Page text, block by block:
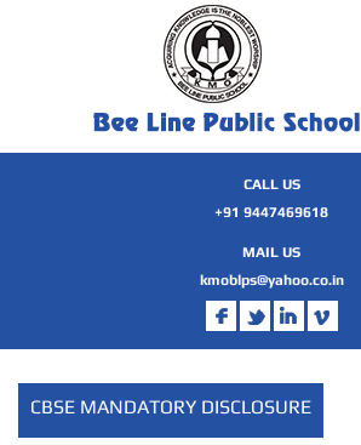
CALL US
+91 9447469618
MAIL US
kmoblps@yahoo.co.in
CBSE MANDATORY DISCLOSURE